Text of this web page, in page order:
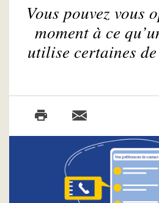
Vous pouvez vous
moment à ce
utilise certaines de